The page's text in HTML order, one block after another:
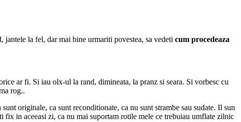
la fel, dar mai bine urmariti povestea, sa vedeti cum procedeaza
ar fi. Si iau olx-ul la rand, dimineata, la pranz si seara. Si vorbesc cu
rog..
originale, ca sunt reconditionate, ca nu sunt strambe sau sudate. Il sun
in aceeasi zi, ca nu mai suportam rotile mele ce trebuiau umflate zilnic